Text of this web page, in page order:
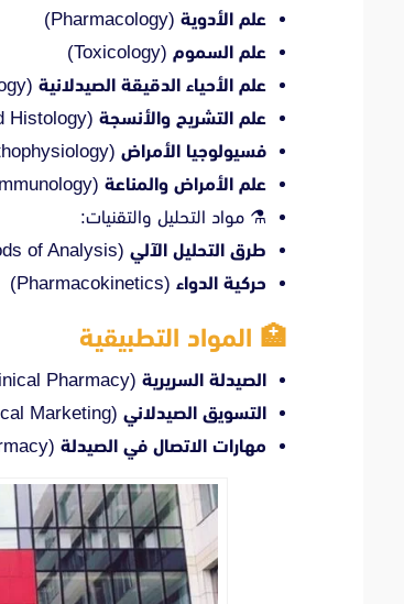
علم الأدوية (Pharmacology)
علم السموم (Toxicology)
علم الأحياء الدقيقة الصيدلانية (Pharmaceutical Microbiology)
علم التشريح والأنسجة (Anatomy and Histology)
فسيولوجيا الأمراض (Pathophysiology)
علم الأمراض والمناعة (Pathology and Immunology)
⚗️ مواد التحليل والتقنيات:
طرق التحليل الآلي (Instrumental Methods of Analysis)
حركية الدواء (Pharmacokinetics)
🏥 المواد التطبيقية
الصيدلة السريرية (Clinical Pharmacy)
التسويق الصيدلاني (Pharmaceutical Marketing)
مهارات الاتصال في الصيدلة (Communication Skills in Pharmacy)